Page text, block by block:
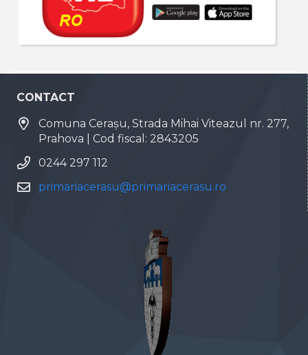
CONTACT
Comuna Cerașu, Strada Mihai Viteazul nr. 277,
Prahova | Cod fiscal: 2843205
0244 297 112
primariacerasu@primariacerasu.ro